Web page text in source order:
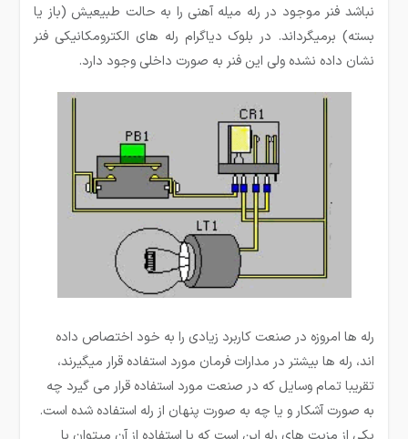
نباشد فنر موجود در رله میله آهنی را به حالت طبیعیش (باز یا
بسته) برمیگرداند. در بلوک دیاگرام رله های الکترومکانیکی فنر
نشان داده نشده ولی این فنر به صورت داخلی وجود دارد.
رله ها امروزه در صنعت کاربرد زیادی را به خود اختصاص داده
اند، رله ­ها بیشتر در مدارات فرمان مورد استفاده قرار می­گیرند،
تقریبا تمام وسایل که در صنعت مورد استفاده قرار می گیرد چه
به صورت آشکار و یا چه به صورت پنهان از رله استفاده شده است.